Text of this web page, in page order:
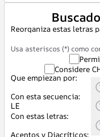
Reorganiza estas letras
Usa asteriscos (*) como
Considere
Que empiezan por:
Con esta secuencia:
Con estas letras:
Acentos y Diacríticos: